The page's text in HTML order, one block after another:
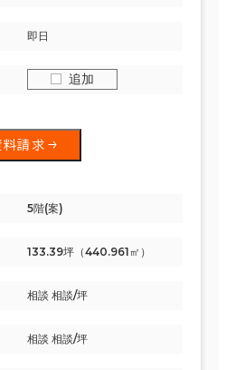
即日
追加
料請求
5階(案)
133.39坪（440.961㎡）
相談 相談/坪
相談 相談/坪
坪以上